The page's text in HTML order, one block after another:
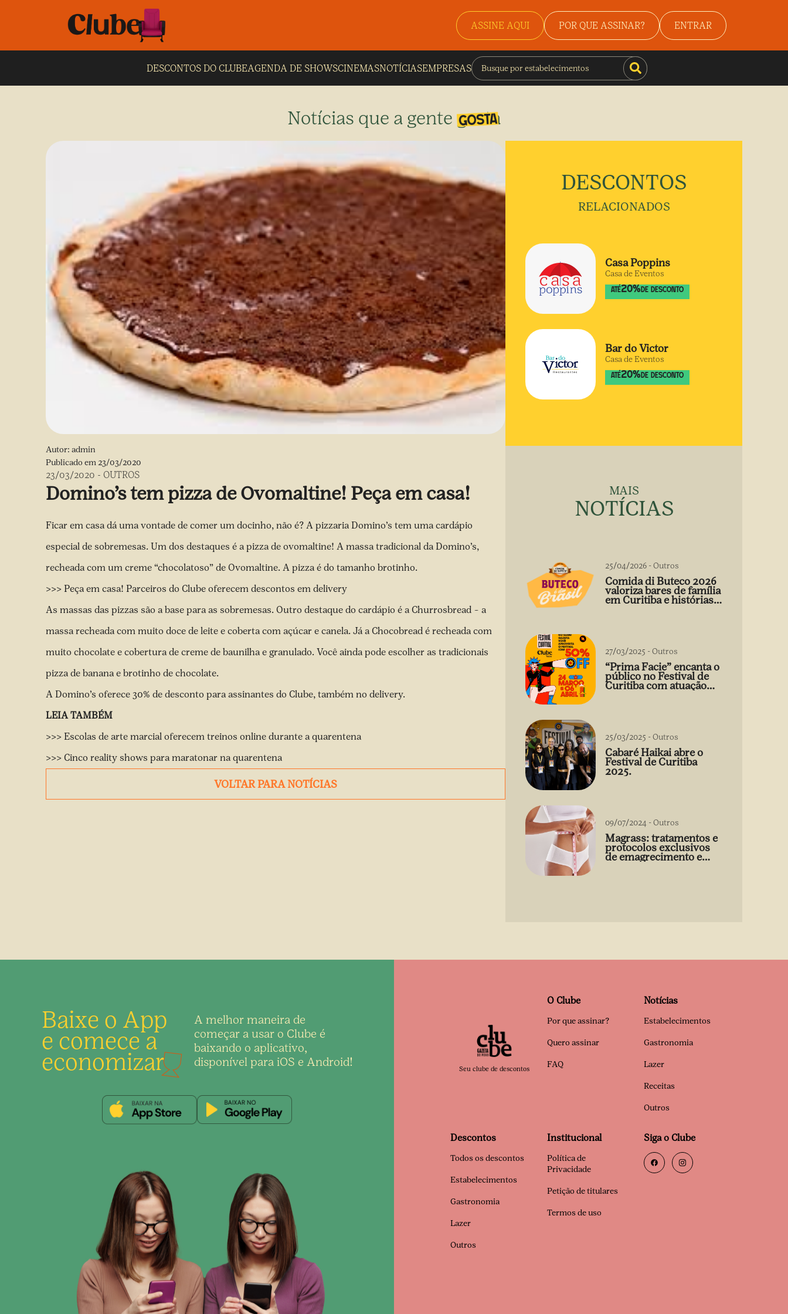
ASSINE AQUI POR QUE ASSINAR? ENTRAR
DESCONTOS DO CLUBEAGENDA DE SHOWSCINEMASNOTÍCIASEMPRESAS
Notícias que a gente gosta
Autor: admin
Publicado em23/03/2020
23/03/2020 - OUTROS
Domino’s tem pizza de Ovomaltine! Peça em casa!
Ficar em casa dá uma vontade de comer um docinho, não é? A pizzaria Domino’s tem uma cardápio
especial de sobremesas. Um dos destaques é a pizza de ovomaltine! A massa tradicional da Domino’s,
recheada com um creme “chocolatoso” de Ovomaltine. A pizza é do tamanho brotinho.
>>> Peça em casa! Parceiros do Clube oferecem descontos em delivery
As massas das pizzas são a base para as sobremesas. Outro destaque do cardápio é a Churrosbread – a
massa recheada com muito doce de leite e coberta com açúcar e canela. Já a Chocobread é recheada com
muito chocolate e cobertura de creme de baunilha e granulado. Você ainda pode escolher as tradicionais
pizza de banana e brotinho de chocolate.
A Domino’s oferece 30% de desconto para assinantes do Clube, também no delivery.
LEIA TAMBÉM
>>> Escolas de arte marcial oferecem treinos online durante a quarentena
>>> Cinco reality shows para maratonar na quarentena
VOLTAR PARA NOTÍCIAS
DESCONTOS
RELACIONADOS
Casa Poppins
Casa de Eventos
ATÉ20%DE DESCONTO
Bar do Victor
Casa de Eventos
ATÉ20%DE DESCONTO
MAIS
NOTÍCIAS
25/04/2026 -Outros
Comida di Buteco 2026
valoriza bares de família
em Curitiba e histórias
27/03/2025 -Outros
“Prima Facie” encanta o
público no Festival de
Curitiba com atuação
arrebatadora de Débora
25/03/2025 -Outros
Cabaré Haikai abre o
Festival de Curitiba
2025.
09/07/2024 -Outros
Magrass: tratamentos e
protocolos exclusivos
de emagrecimento e
estética sem uso de
Baixe o App
e comece a
economizar
A melhor maneira de
começar a usar o Clube é
baixando o aplicativo,
disponível para iOS e Android!
Seu clube de descontos
O Clube
Por que assinar?
Quero assinar
FAQ
Notícias
Estabelecimentos
Gastronomia
Lazer
Receitas
Outros
Descontos
Todos os descontos
Estabelecimentos
Gastronomia
Lazer
Outros
Institucional
Política de
Privacidade
Petição de titulares
Termos de uso
Siga o Clube